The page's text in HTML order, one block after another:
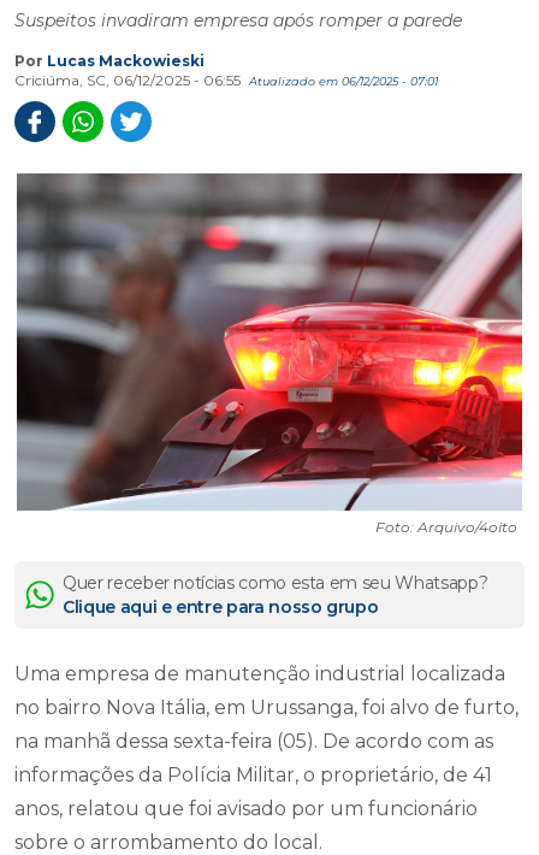
Suspeitos invadiram empresa após romper a parede
Por Lucas Mackowieski
Criciúma, SC, 06/12/2025 - 06:55
Atualizado em 06/12/2025 - 07:01
Foto: Arquivo/4oito
Quer receber notícias como esta em seu Whatsapp?
Clique aqui e entre para nosso grupo
Uma empresa de manutenção industrial localizada
no bairro Nova Itália, em Urussanga, foi alvo de furto,
na manhã dessa sexta-feira (05). De acordo com as
informações da Polícia Militar, o proprietário, de 41
anos, relatou que foi avisado por um funcionário
sobre o arrombamento do local.